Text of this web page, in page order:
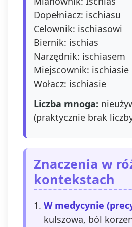
Dopełniacz: ischiasu
Celownik: ischiasowi
Biernik: ischias
Narzędnik: ischiasem
Miejscownik: ischiasie
Wołacz: ischiasie
Liczba mnoga:
(praktycznie brak
Znaczenia w
kontekstach
W medycynie
kulszowa, ból